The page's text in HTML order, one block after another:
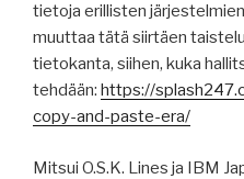
tietoja erillisten järjestelmien
muuttaa tätä siirtäen
tietokanta, siihen, kuka
tehdään: https://
copy-and-paste-era/
Mitsui O.S.K. Lines ja IBM